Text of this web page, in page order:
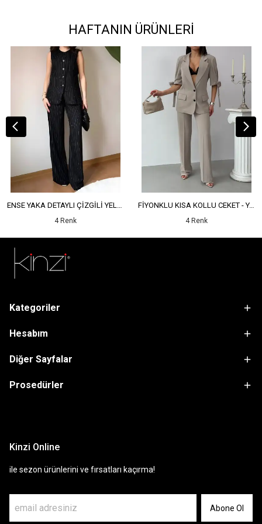
HAFTANIN ÜRÜNLERİ
ENSE YAKA DETAYLI ÇİZGİLİ YELEK - YÜKSEK BEL DETAYLI ÇİZGİLİ PANTOLON
4 Renk
FİYONKLU KISA KOLLU CEKET - YÜKSEK BEL SALAŞ PANTOLON
4 Renk
Kategoriler
Hesabım
Diğer Sayfalar
Prosedürler
Kinzi Online
ile sezon ürünlerini ve fırsatları kaçırma!
Abone Ol